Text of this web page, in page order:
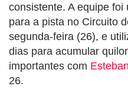
consistente. A equipe
para a pista no Circuito
segunda-feira (26), e
dias para acumular
importantes com
26.